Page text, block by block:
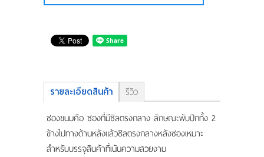
รายละเอียดสินค้า
รีวิว
ซองขนมคือ ซองที่มีซิลตรงกลาง ลักษณะพับปีกทั้ง 2
ข้างไปทางด้านหลังแล้วซิลตรงกลางหลังซองเหมาะ
สำหรับบรรจุสินค้าที่เน้นความสวยงาม